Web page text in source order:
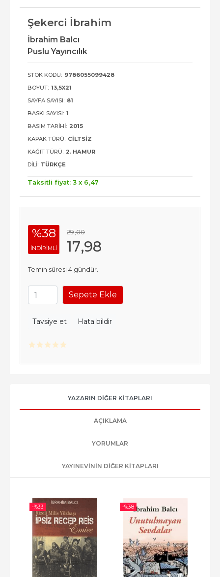
Şekerci İbrahim
İbrahim Balcı
Puslu Yayıncılık
STOK KODU: 9786055099428
BOYUT: 13,5X21
SAYFA SAYISI: 81
BASKI SAYISI: 1
BASIM TARIHI: 2015
KAPAK TÜRÜ: CILTSIZ
KAĞIT TÜRÜ: 2. HAMUR
DILI: TÜRKÇE
Taksitli fiyat: 3 x 6 ,47
%38
INDIRIMLI
29,00
17,98
Temin süresi 4 gündür.
Sepete Ekle
Tavsiye et Hata bildir
YAZARIN DIĞER KITAPLARI
AÇIKLAMA
YORUMLAR
YAYINEVININ DIĞER KITAPLARI
-%33 -%38